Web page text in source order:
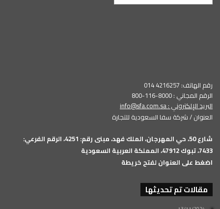
رقم الهاتف: 4216257 014
الرقم المجاني : 8000-116-800
البريد الإلكتروني :info@sfa.com.sa
العنوان / شركة سفا السعودية للتجارة
شارع 50، حي المهرجان، الملك فهد، مبنى رقم: 4251، الرقم الفرعي:
7433، تبوك 47912، المملكة العربية السعودية
اضغط على العنوان لفتح خريطة
مقالات تم تحديثها